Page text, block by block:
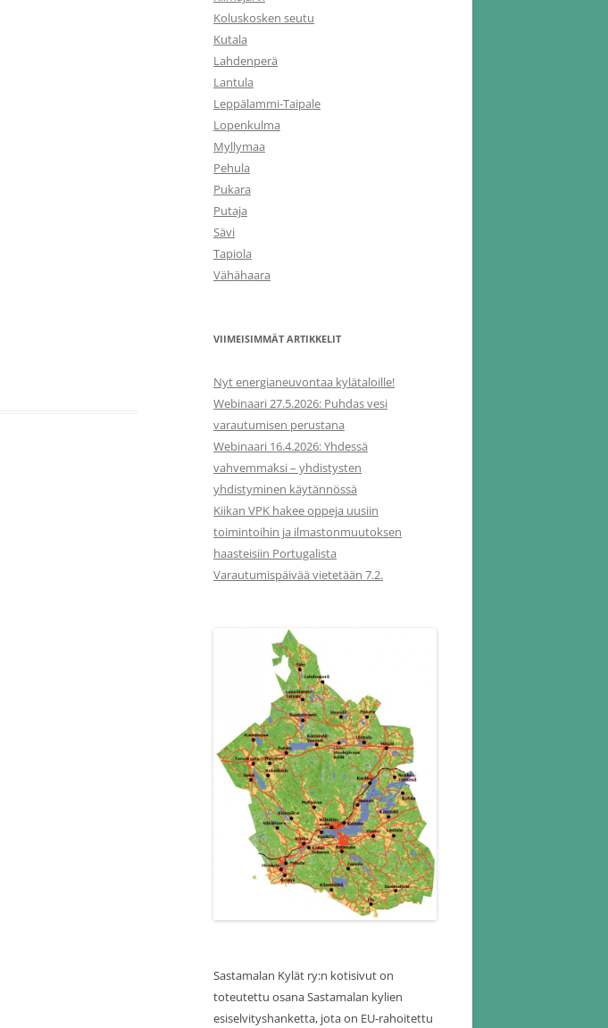
Koluskosken seutu
Kutala
Lahdenperä
Lantula
Leppälammi-Taipale
Lopenkulma
Myllymaa
Pehula
Pukara
Putaja
Sävi
Tapiola
Vähähaara
VIIMEISIMMÄT ARTIKKELIT
Nyt energianeuvontaa kylätaloille!
Webinaari 27.5.2026: Puhdas vesi
varautumisen perustana
Webinaari 16.4.2026: Yhdessä
vahvemmaksi – yhdistysten
yhdistyminen käytännössä
Kiikan VPK hakee oppeja uusiin
toimintoihin ja ilmastonmuutoksen
haasteisiin Portugalista
Varautumispäivää vietetään 7.2.
Sastamalan Kylät ry:n kotisivut on
toteutettu osana Sastamalan kylien
esiselvityshanketta, jota on EU-rahoitettu